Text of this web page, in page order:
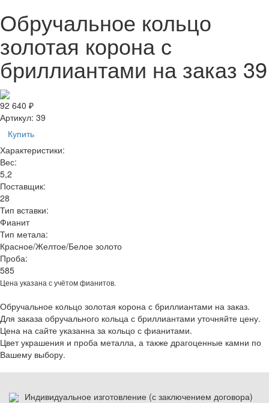
Обручальное кольцо
золотая корона с
бриллиантами на заказ 39
92 640 ₽
Артикул: 39
Купить
Характеристики:
Вес:
5,2
Поставщик:
28
Тип вставки:
Фианит
Тип метала:
Красное/Желтое/Белое золото
Проба:
585
Цена указана с учётом фианитов.
Обручальное кольцо золотая корона с бриллиантами на заказ.
Для заказа обручального кольца с бриллиантами уточняйте цену.
Цена на сайте указанна за кольцо с фианитами.
Цвет украшения и проба металла, а также драгоценные камни по
Вашему выбору.
Индивидуальное изготовление (с заключением договора)